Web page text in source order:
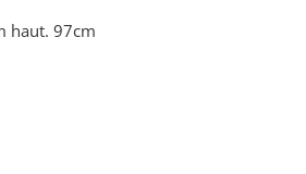
haut. 97cm